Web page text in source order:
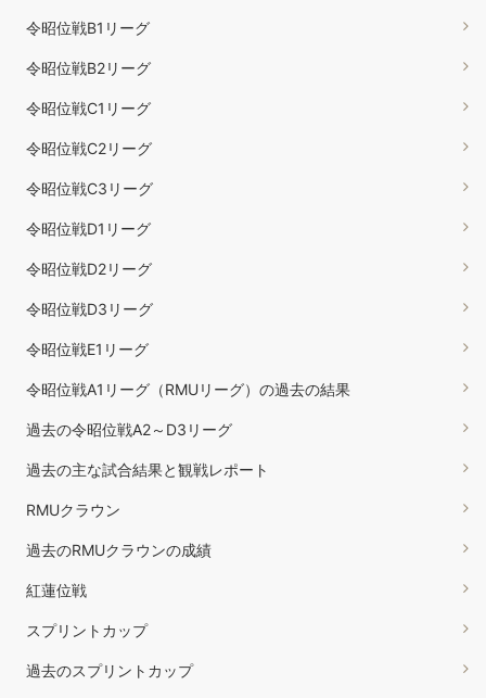
令昭位戦B1リーグ
令昭位戦B2リーグ
令昭位戦C1リーグ
令昭位戦C2リーグ
令昭位戦C3リーグ
令昭位戦D1リーグ
令昭位戦D2リーグ
令昭位戦D3リーグ
令昭位戦E1リーグ
令昭位戦A1リーグ（RMUリーグ）の過去の結果
過去の令昭位戦A2～D3リーグ
過去の主な試合結果と観戦レポート
RMUクラウン
過去のRMUクラウンの成績
紅蓮位戦
スプリントカップ
過去のスプリントカップ